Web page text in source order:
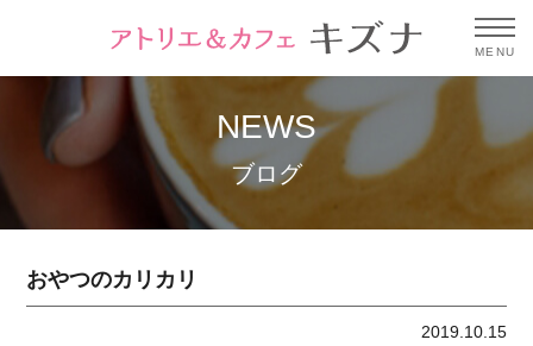
MENU
NEWS
ブログ
おやつのカリカリ
2019.10.15